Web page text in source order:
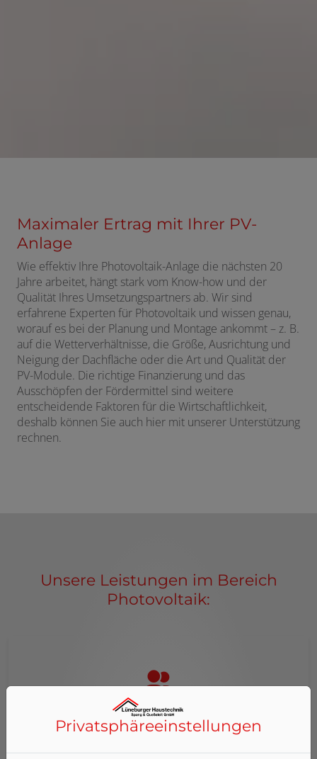
Maximaler Ertrag mit Ihrer PV-
Anlage
Wie effektiv Ihre Photovoltaik-Anlage die nächsten 20
Jahre arbeitet, hängt stark vom Know-how und der
Qualität Ihres Umsetzungspartners ab. Wir sind
erfahrene Experten für Photovoltaik und wissen genau,
worauf es bei der Planung und Montage ankommt – z. B.
auf die Wetterverhältnisse, die Größe, Ausrichtung und
Neigung der Dachfläche oder die Art und Qualität der
PV-Module. Die richtige Finanzierung und das
Ausschöpfen der Fördermittel sind weitere
entscheidende Faktoren für die Wirtschaftlichkeit,
deshalb können Sie auch hier mit unserer Unterstützung
rechnen.
Unsere Leistungen im Bereich
Photovoltaik:
Beratung
Privatsphäre­einstellungen